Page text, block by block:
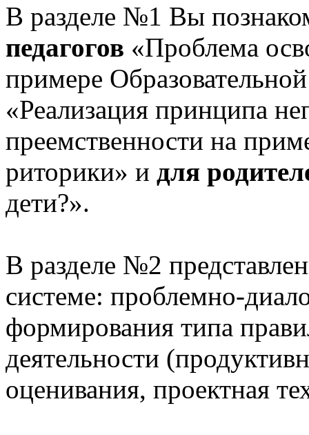
В разделе №1 Вы
педагогов «Проблема
примере
«Реализация принципа
преемственности на
риторики» и для
дети?».
В разделе №2
системе: проблемно-
формирования типа
деятельности
оценивания, проектная